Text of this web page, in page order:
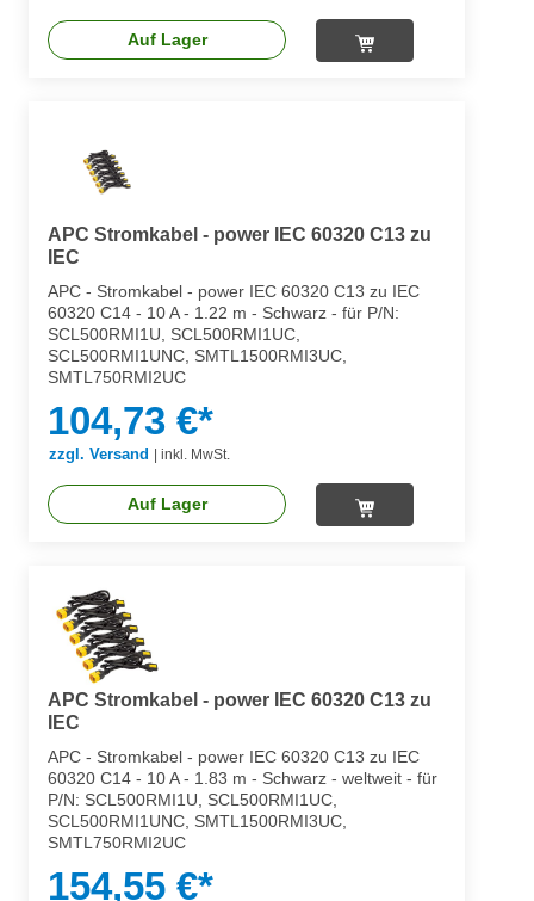
Auf Lager
APC Stromkabel - power IEC 60320 C13 zu
IEC
APC - Stromkabel - power IEC 60320 C13 zu IEC
60320 C14 - 10 A - 1.22 m - Schwarz - für P/N:
SCL500RMI1U, SCL500RMI1UC,
SCL500RMI1UNC, SMTL1500RMI3UC,
SMTL750RMI2UC
104,73 €*
zzgl. Versand inkl. MwSt.
Auf Lager
APC Stromkabel - power IEC 60320 C13 zu
IEC
APC - Stromkabel - power IEC 60320 C13 zu IEC
60320 C14 - 10 A - 1.83 m - Schwarz - weltweit - für
P/N: SCL500RMI1U, SCL500RMI1UC,
SCL500RMI1UNC, SMTL1500RMI3UC,
SMTL750RMI2UC
154,55 €*